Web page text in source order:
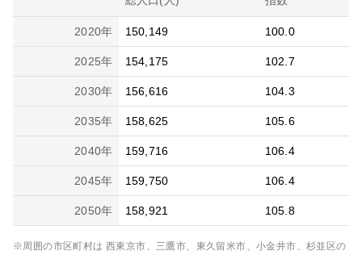
2020年 150,149 100.0
2025年 154,175 102.7
2030年 156,616 104.3
2035年 158,625 105.6
2040年 159,716 106.4
2045年 159,750 106.4
2050年 158,921 105.8
※周囲の市区町村は 西東京市、三鷹市、東久留米市、小金井市、杉並区の